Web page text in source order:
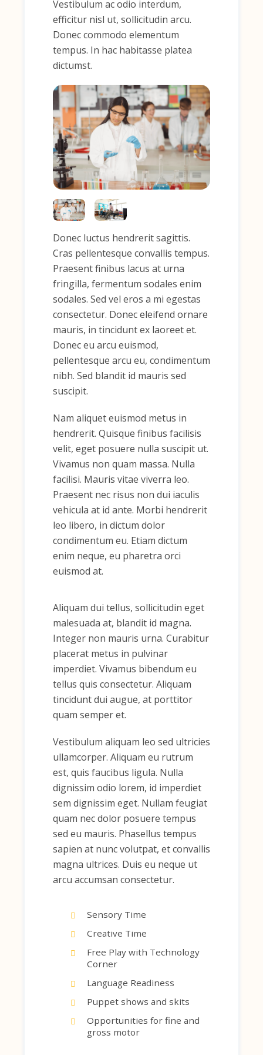
Vestibulum ac odio interdum,
efficitur nisl ut, sollicitudin arcu.
Donec commodo elementum
tempus. In hac habitasse platea
dictumst.
Donec luctus hendrerit sagittis.
Cras pellentesque convallis tempus.
Praesent finibus lacus at urna
fringilla, fermentum sodales enim
sodales. Sed vel eros a mi egestas
consectetur. Donec eleifend ornare
mauris, in tincidunt ex laoreet et.
Donec eu arcu euismod,
pellentesque arcu eu, condimentum
nibh. Sed blandit id mauris sed
suscipit.
Nam aliquet euismod metus in
hendrerit. Quisque finibus facilisis
velit, eget posuere nulla suscipit ut.
Vivamus non quam massa. Nulla
facilisi. Mauris vitae viverra leo.
Praesent nec risus non dui iaculis
vehicula at id ante. Morbi hendrerit
leo libero, in dictum dolor
condimentum eu. Etiam dictum
enim neque, eu pharetra orci
euismod at.
Aliquam dui tellus, sollicitudin eget
malesuada at, blandit id magna.
Integer non mauris urna. Curabitur
placerat metus in pulvinar
imperdiet. Vivamus bibendum eu
tellus quis consectetur. Aliquam
tincidunt dui augue, at porttitor
quam semper et.
Vestibulum aliquam leo sed ultricies
ullamcorper. Aliquam eu rutrum
est, quis faucibus ligula. Nulla
dignissim odio lorem, id imperdiet
sem dignissim eget. Nullam feugiat
quam nec dolor posuere tempus
sed eu mauris. Phasellus tempus
sapien at nunc volutpat, et convallis
magna ultrices. Duis eu neque ut
arcu accumsan consectetur.
Sensory Time
Creative Time
Free Play with Technology
Corner
Language Readiness
Puppet shows and skits
Opportunities for fine and
gross motor